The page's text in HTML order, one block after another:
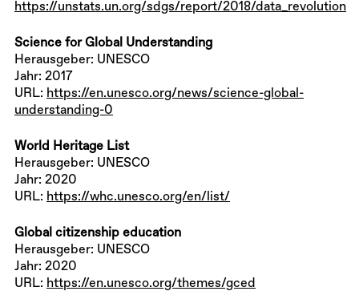
https://unstats.un.org/sdgs/report/2018/data_revolution
Science for Global Understanding
Herausgeber: UNESCO
Jahr: 2017
URL: https://en.unesco.org/news/science-global-
understanding-0
World Heritage List
Herausgeber: UNESCO
Jahr: 2020
URL: https://whc.unesco.org/en/list/
Global citizenship education
Herausgeber: UNESCO
Jahr: 2020
URL: https://en.unesco.org/themes/gced